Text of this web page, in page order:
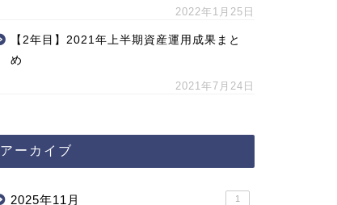
2022年1月25日
【2年目】2021年上半期資産運用成果まと
め
2021年7月24日
アーカイブ
2025年11月 1